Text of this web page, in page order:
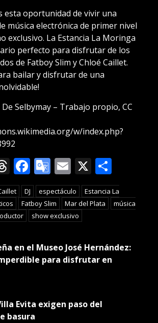
esta oportunidad de vivir una
música electrónica de primer nivel
exclusivo. La Estancia La Moringa
perfecto para disfrutar de los
de Fatboy Slim y Chloé Caillet.
bailar y disfrutar de una
Selbymay – Trabajo propio, CC
w/index.php?
Threads
Facebook
Google
Translate
Email
X
DJ espectáculo
Estancia La
Fatboy Slim Mar del Plata
música
show exclusivo
en el Museo José Hernández:
para disfrutar en
Evita exigen paso del
basura